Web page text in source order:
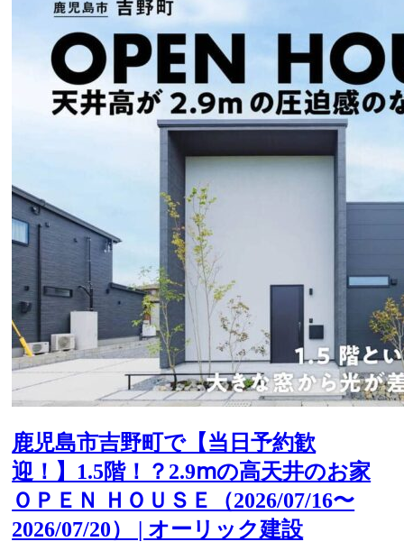
鹿児島市吉野町で【当日予約歓
迎！】1.5階！？2.9ⅿの高天井のお家
ＯＰＥＮ ＨＯＵＳＥ（2026/07/16〜
2026/07/20） | オーリック建設